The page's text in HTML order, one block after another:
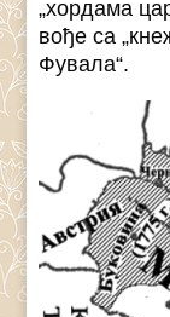
„хордама
вође са
Фувала“.